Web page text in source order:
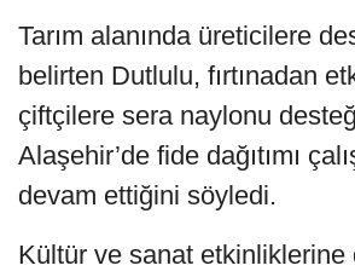
Tarım alanında üreticilere
belirten Dutlulu, fırtınadan
çiftçilere sera naylonu
Alaşehir’de fide dağıtımı
devam ettiğini söyledi.
Kültür ve sanat etkinliklerine